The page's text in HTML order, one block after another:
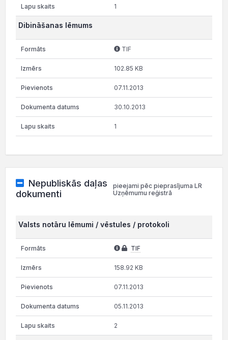
1
Dibināšanas lēmums
TIF
102.85 KB
07.11.2013
30.10.2013
1
Nepubliskās daļas
dokumenti
pieejami pēc pieprasījuma LR
Uzņēmumu reģistrā
Valsts notāru lēmumi / vēstules / protokoli
TIF
158.92 KB
07.11.2013
05.11.2013
2